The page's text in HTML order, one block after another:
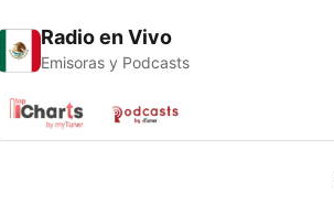
Radio en Vivo
Emisoras y Podcasts